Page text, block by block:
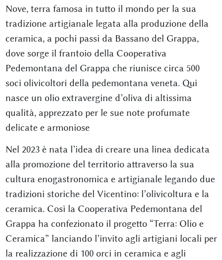
Nove, terra famosa in tutto il mondo per la sua
tradizione artigianale legata alla produzione della
ceramica, a pochi passi da Bassano del Grappa,
dove sorge il frantoio della Cooperativa
Pedemontana del Grappa che riunisce circa 500
soci olivicoltori della pedemontana veneta. Qui
nasce un olio extravergine d’oliva di altissima
qualità, apprezzato per le sue note profumate
delicate e armoniose
Nel 2023 è nata l’idea di creare una linea dedicata
alla promozione del territorio attraverso la sua
cultura enogastronomica e artigianale legando due
tradizioni storiche del Vicentino: l’olivicoltura e la
ceramica. Così la Cooperativa Pedemontana del
Grappa ha confezionato il progetto “Terra: Olio e
Ceramica” lanciando l’invito agli artigiani locali per
la realizzazione di 100 orci in ceramica e agli